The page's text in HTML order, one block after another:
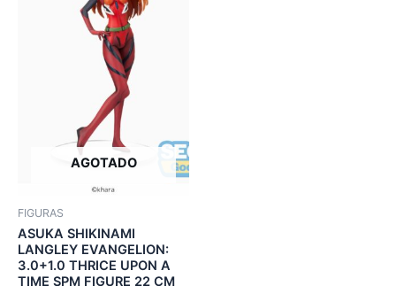
AGOTADO
FIGURAS
ASUKA SHIKINAMI
LANGLEY EVANGELION:
3.0+1.0 THRICE UPON A
TIME SPM FIGURE 22 CM